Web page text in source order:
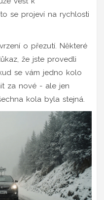
se projeví na rychlosti
o přezutí. Některé
že jste provedli
se vám jedno kolo
za nové - ale jen
kola byla stejná.